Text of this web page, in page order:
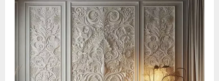
пістолетом
для
монтажної
піни